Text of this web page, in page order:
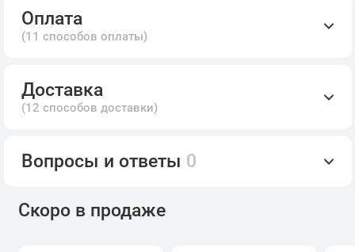
Оплата
(11 способов оплаты)
Доставка
(12 способов доставки)
Вопросы и ответы 0
Скоро в продаже